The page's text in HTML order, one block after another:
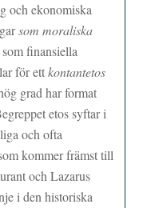
och ekonomiska
som moraliska
finansiella
för ettkontantetos
grad har format
etos syftar i
och ofta
kommer främst till
och Lazarus
i den historiska